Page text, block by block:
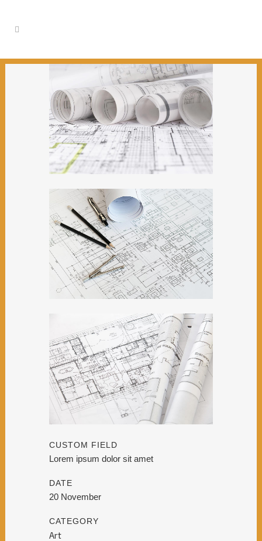
CUSTOM FIELD
Lorem ipsum dolor sit amet
DATE
20 November
CATEGORY
Art